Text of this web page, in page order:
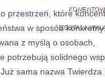
ZOSTAŁA
przestrzeń, które
w sposób konkretny.
z myślą o osobach,
potrzebują solidnego
sama nazwa Twierdza